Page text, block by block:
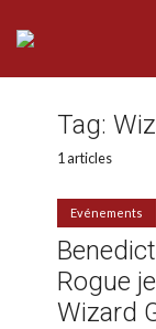
Tag:
1 articles
Evénements
Rogue
Wizard